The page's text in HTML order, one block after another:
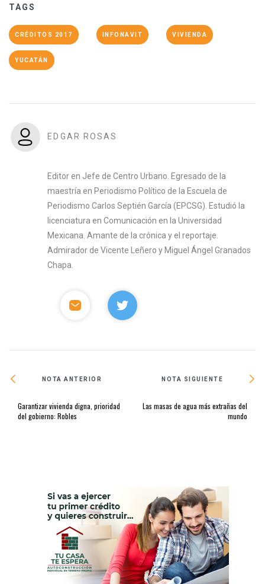
TAGS
CRÉDITOS 2017 INFONAVIT VIVIENDA
YUCATÁN
EDGAR ROSAS
Editor en Jefe de Centro Urbano. Egresado de la
maestría en Periodismo Político de la Escuela de
Periodismo Carlos Septién García (EPCSG). Estudió la
licenciatura en Comunicación en la Universidad
Mexicana. Amante de la crónica y el reportaje.
Admirador de Vicente Leñero y Miguel Ángel Granados
Chapa.
NOTA ANTERIOR
Garantizar vivienda digna, prioridad
del gobierno: Robles
NOTA SIGUIENTE
Las masas de agua más extrañas del
mundo